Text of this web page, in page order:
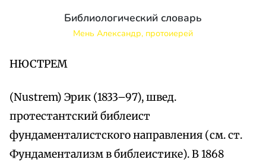
Библиологический словарь
Мень Александр, протоиерей
НЮСТРЕМ
(Nustrem) Эрик (1833–97), швед.
протестантский библеист
фундаменталистского направления (см. ст.
Фундаментализм в библеистике). В 1868